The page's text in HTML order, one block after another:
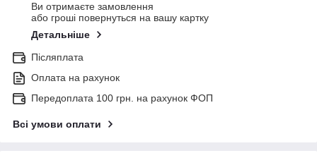
Ви отримаєте замовлення
або гроші повернуться на вашу картку
Детальніше
Післяплата
Оплата на рахунок
Передоплата 100 грн. на рахунок ФОП
Всі умови оплати